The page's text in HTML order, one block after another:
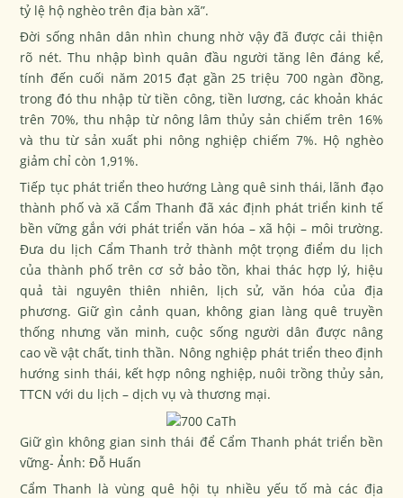
tỷ lệ hộ nghèo trên địa bàn xã”.
Đời sống nhân dân nhìn chung nhờ vậy đã được cải thiện
rõ nét. Thu nhập bình quân đầu người tăng lên đáng kể,
tính đến cuối năm 2015 đạt gần 25 triệu 700 ngàn đồng,
trong đó thu nhập từ tiền công, tiền lương, các khoản khác
trên 70%, thu nhập từ nông lâm thủy sản chiếm trên 16%
và thu từ sản xuất phi nông nghiệp chiếm 7%. Hộ nghèo
giảm chỉ còn 1,91%.
Tiếp tục phát triển theo hướng Làng quê sinh thái, lãnh đạo
thành phố và xã Cẩm Thanh đã xác định phát triển kinh tế
bền vững gắn với phát triển văn hóa – xã hội – môi trường.
Đưa du lịch Cẩm Thanh trở thành một trọng điểm du lịch
của thành phố trên cơ sở bảo tồn, khai thác hợp lý, hiệu
quả tài nguyên thiên nhiên, lịch sử, văn hóa của địa
phương. Giữ gìn cảnh quan, không gian làng quê truyền
thống nhưng văn minh, cuộc sống người dân được nâng
cao về vật chất, tinh thần. Nông nghiệp phát triển theo định
hướng sinh thái, kết hợp nông nghiệp, nuôi trồng thủy sản,
TTCN với du lịch – dịch vụ và thương mại.
Giữ gìn không gian sinh thái để Cẩm Thanh phát triển bền
vững- Ảnh: Đỗ Huấn
Cẩm Thanh là vùng quê hội tụ nhiều yếu tố mà các địa